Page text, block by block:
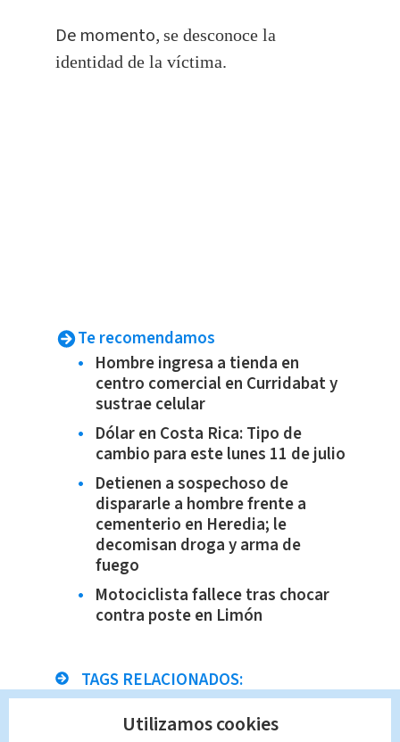
De momento, se desconoce la
identidad de la víctima.
Te recomendamos
Hombre ingresa a tienda en
centro comercial en Curridabat y
sustrae celular
Dólar en Costa Rica: Tipo de
cambio para este lunes 11 de julio
Detienen a sospechoso de
dispararle a hombre frente a
cementerio en Heredia; le
decomisan droga y arma de
fuego
Motociclista fallece tras chocar
contra poste en Limón
TAGS RELACIONADOS:
Utilizamos cookies